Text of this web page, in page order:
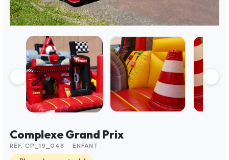
Complexe Grand Prix
RÉF. CP_19_048 · ENFANT